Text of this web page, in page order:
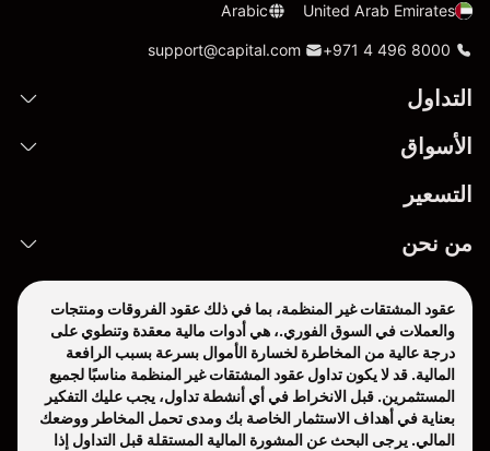
United Arab Emirates
Arabic
+971 4 496 8000
support@capital.com
التداول
الأسواق
التسعير
من نحن
عقود المشتقات غير المنظمة، بما في ذلك عقود الفروقات ومنتجات
والعملات في السوق الفوري.، هي أدوات مالية معقدة وتنطوي على
درجة عالية من المخاطرة لخسارة الأموال بسرعة بسبب الرافعة
المالية. قد لا يكون تداول عقود المشتقات غير المنظمة مناسبًا لجميع
المستثمرين. قبل الانخراط في أي أنشطة تداول، يجب عليك التفكير
بعناية في أهداف الاستثمار الخاصة بك ومدى تحمل المخاطر ووضعك
المالي. يرجى البحث عن المشورة المالية المستقلة قبل التداول إذا